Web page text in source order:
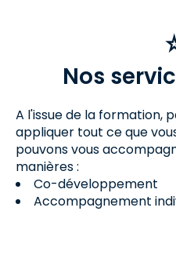
Nos
A l'issue de la formation,
appliquer tout ce que
pouvons vous
manières :
Co-développement
Accompagnement